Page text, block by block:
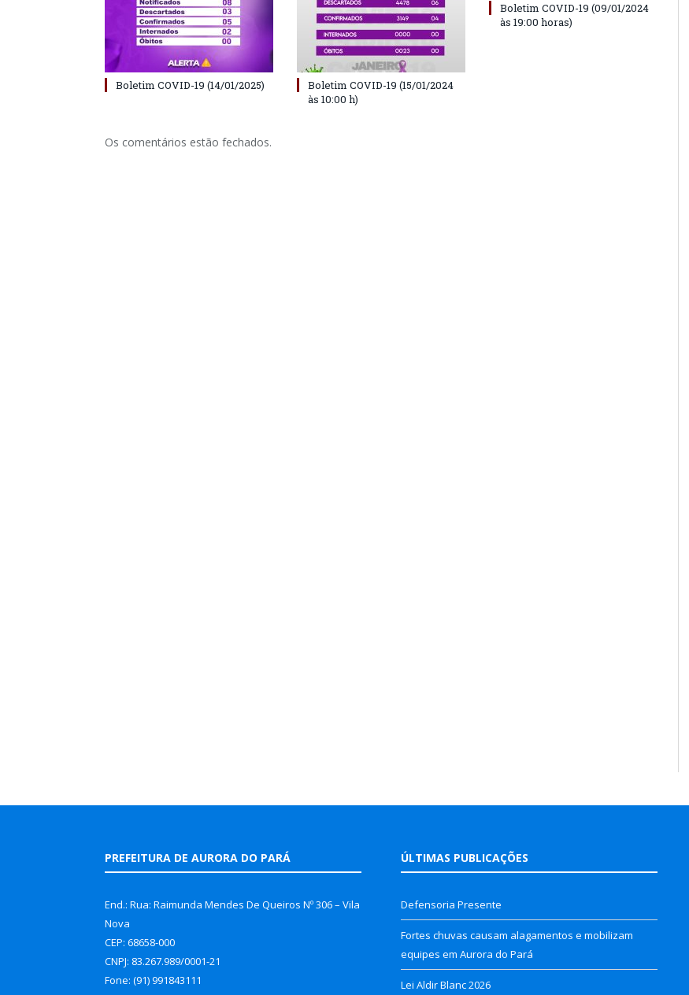
Boletim COVID-19 (14/01/2025)
Boletim COVID-19 (15/01/2024
às 10:00 h)
Boletim COVID-19 (09/01/2024
às 19:00 horas)
Os comentários estão fechados.
PREFEITURA DE AURORA DO PARÁ
End.: Rua: Raimunda Mendes De Queiros Nº 306 – Vila
Nova
CEP: 68658-000
CNPJ: 83.267.989/0001-21
Fone: (91) 991843111
ÚLTIMAS PUBLICAÇÕES
Defensoria Presente
Fortes chuvas causam alagamentos e mobilizam
equipes em Aurora do Pará
Lei Aldir Blanc 2026